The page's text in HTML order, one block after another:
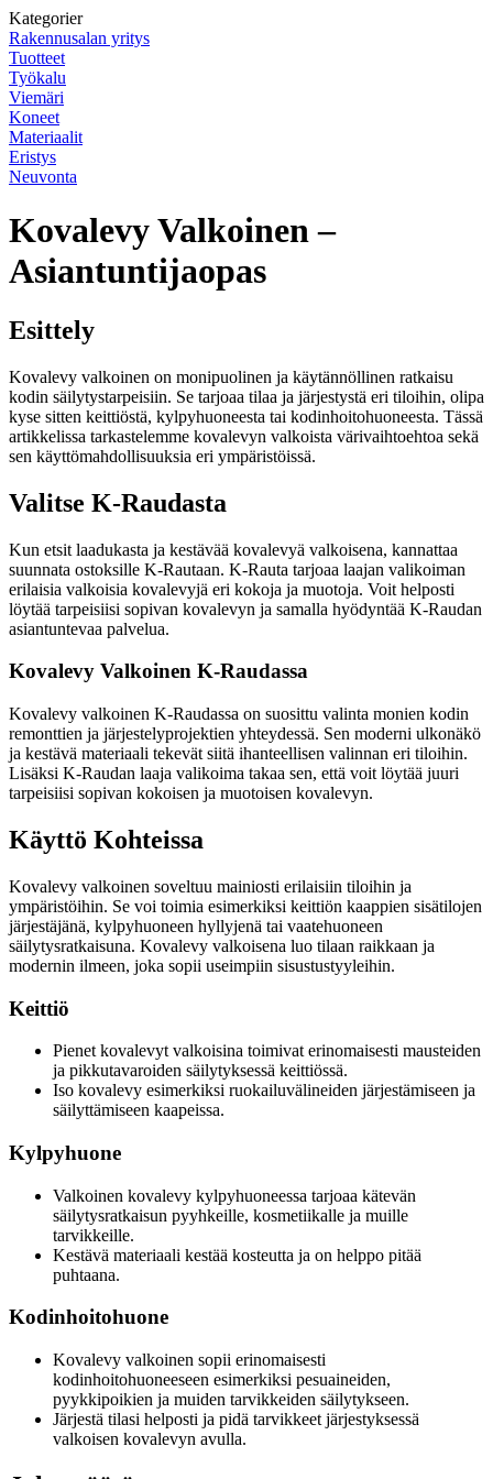
Kategorier
Rakennusalan yritys
Tuotteet
Työkalu
Viemäri
Koneet
Materiaalit
Eristys
Neuvonta
Kovalevy Valkoinen –
Asiantuntijaopas
Esittely
Kovalevy valkoinen on monipuolinen ja käytännöllinen ratkaisu
kodin säilytystarpeisiin. Se tarjoaa tilaa ja järjestystä eri tiloihin, olipa
kyse sitten keittiöstä, kylpyhuoneesta tai kodinhoitohuoneesta. Tässä
artikkelissa tarkastelemme kovalevyn valkoista värivaihtoehtoa sekä
sen käyttömahdollisuuksia eri ympäristöissä.
Valitse K-Raudasta
Kun etsit laadukasta ja kestävää kovalevyä valkoisena, kannattaa
suunnata ostoksille K-Rautaan. K-Rauta tarjoaa laajan valikoiman
erilaisia valkoisia kovalevyjä eri kokoja ja muotoja. Voit helposti
löytää tarpeisiisi sopivan kovalevyn ja samalla hyödyntää K-Raudan
asiantuntevaa palvelua.
Kovalevy Valkoinen K-Raudassa
Kovalevy valkoinen K-Raudassa on suosittu valinta monien kodin
remonttien ja järjestelyprojektien yhteydessä. Sen moderni ulkonäkö
ja kestävä materiaali tekevät siitä ihanteellisen valinnan eri tiloihin.
Lisäksi K-Raudan laaja valikoima takaa sen, että voit löytää juuri
tarpeisiisi sopivan kokoisen ja muotoisen kovalevyn.
Käyttö Kohteissa
Kovalevy valkoinen soveltuu mainiosti erilaisiin tiloihin ja
ympäristöihin. Se voi toimia esimerkiksi keittiön kaappien sisätilojen
järjestäjänä, kylpyhuoneen hyllyjenä tai vaatehuoneen
säilytysratkaisuna. Kovalevy valkoisena luo tilaan raikkaan ja
modernin ilmeen, joka sopii useimpiin sisustustyyleihin.
Keittiö
Pienet kovalevyt valkoisina toimivat erinomaisesti mausteiden
ja pikkutavaroiden säilytyksessä keittiössä.
Iso kovalevy esimerkiksi ruokailuvälineiden järjestämiseen ja
säilyttämiseen kaapeissa.
Kylpyhuone
Valkoinen kovalevy kylpyhuoneessa tarjoaa kätevän
säilytysratkaisun pyyhkeille, kosmetiikalle ja muille
tarvikkeille.
Kestävä materiaali kestää kosteutta ja on helppo pitää
puhtaana.
Kodinhoitohuone
Kovalevy valkoinen sopii erinomaisesti
kodinhoitohuoneeseen esimerkiksi pesuaineiden,
pyykkipoikien ja muiden tarvikkeiden säilytykseen.
Järjestä tilasi helposti ja pidä tarvikkeet järjestyksessä
valkoisen kovalevyn avulla.